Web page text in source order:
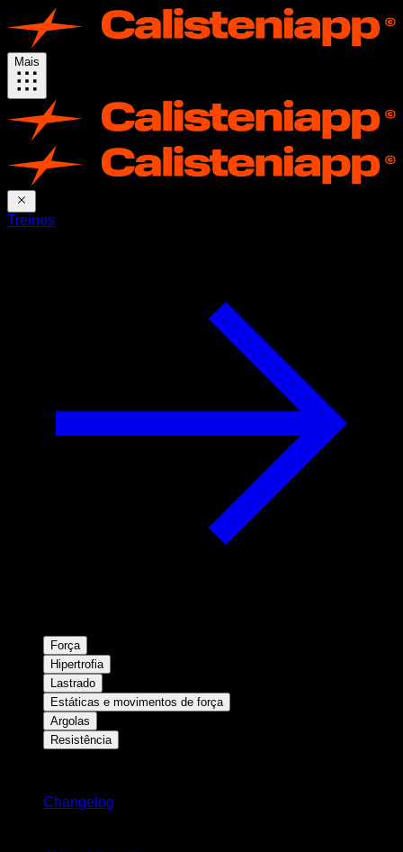
Mais
Treinos
Força
Hipertrofia
Lastrado
Estáticas e movimentos de força
Argolas
Resistência
Changelog